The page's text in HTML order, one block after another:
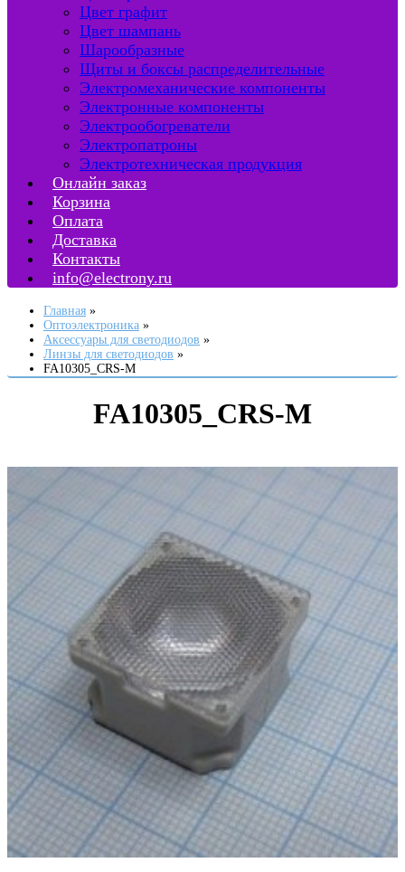
Цвет графит
Цвет шампань
Шарообразные
Щиты и боксы распределительные
Электромеханические компоненты
Электронные компоненты
Электрообогреватели
Электропатроны
Электротехническая продукция
Онлайн заказ
Корзина
Оплата
Доставка
Контакты
info@electrony.ru
Главная
Оптоэлектроника
Аксессуары для светодиодов
Линзы для светодиодов
FA10305_CRS-M
FA10305_CRS-M